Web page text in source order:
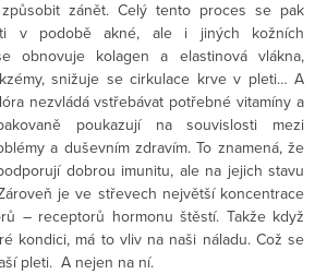
zánět. Celý tento proces se pak
v podobě akné, ale i jiných kožních
obnovuje kolagen a elastinová vlákna,
snižuje se cirkulace krve v pleti… A
nezvládá vstřebávat potřebné vitamíny a
poukazují na souvislosti mezi
a duševním zdravím. To znamená, že
dobrou imunitu, ale na jejich stavu
je ve střevech největší koncentrace
– receptorů hormonu štěstí. Takže když
kondici, má to vliv na naši náladu. Což se
pleti. A nejen na ní.